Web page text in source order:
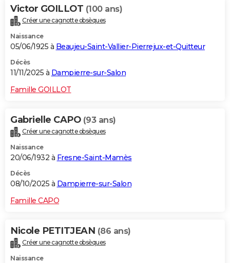
Victor GOILLOT (100 ans)
Créer une cagnotte obsèques
Naissance
05/06/1925 à Beaujeu-Saint-Vallier-Pierrejux-et-Quitteur
Décès
11/11/2025 à Dampierre-sur-Salon
Famille GOILLOT
Gabrielle CAPO (93 ans)
Créer une cagnotte obsèques
Naissance
20/06/1932 à Fresne-Saint-Mamès
Décès
08/10/2025 à Dampierre-sur-Salon
Famille CAPO
Nicole PETITJEAN (86 ans)
Créer une cagnotte obsèques
Naissance